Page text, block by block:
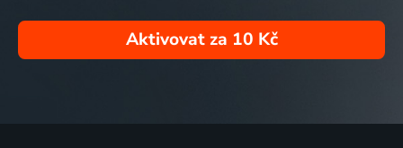
Aktivovat za 10 Kč